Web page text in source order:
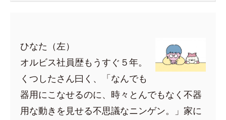
ひなた（左）
オルビス社員歴もうすぐ５年。
くつしたさん曰く、「なんでも
器用にこなせるのに、時々とんでもなく不器
用な動きを見せる不思議なニンゲン。」家に